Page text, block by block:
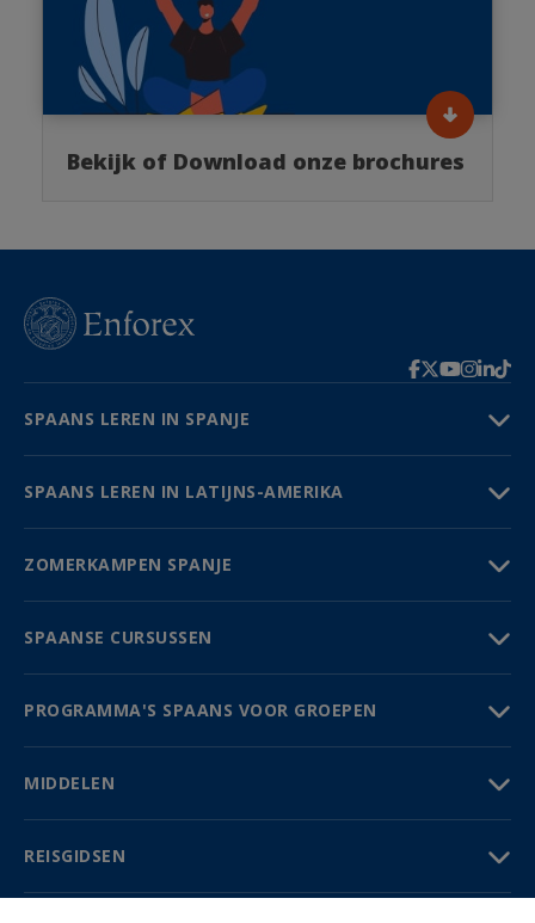
Bekijk of Download onze brochures
SPAANS LEREN IN SPANJE
SPAANS LEREN IN LATIJNS-AMERIKA
ZOMERKAMPEN SPANJE
SPAANSE CURSUSSEN
PROGRAMMA'S SPAANS VOOR GROEPEN
MIDDELEN
REISGIDSEN